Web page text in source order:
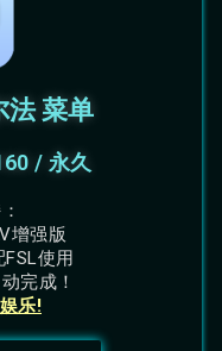
法 菜单
/ 永久
增强版
使用
完成！
乐!